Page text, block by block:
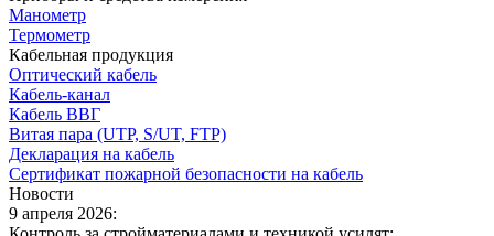
Манометр
Термометр
Кабельная продукция
Оптический кабель
Кабель-канал
Кабель ВВГ
Витая пара (UTP, S/UT, FTP)
Декларация на кабель
Сертификат пожарной безопасности на кабель
Новости
9 апреля 2026: